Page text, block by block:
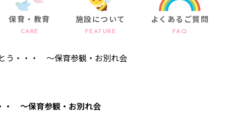
保育・教育
CARE
施設について
FEATURE
よくあるご質問
FAQ
う・・・ ～保育参観・お別れ会
・ ～保育参観・お別れ会